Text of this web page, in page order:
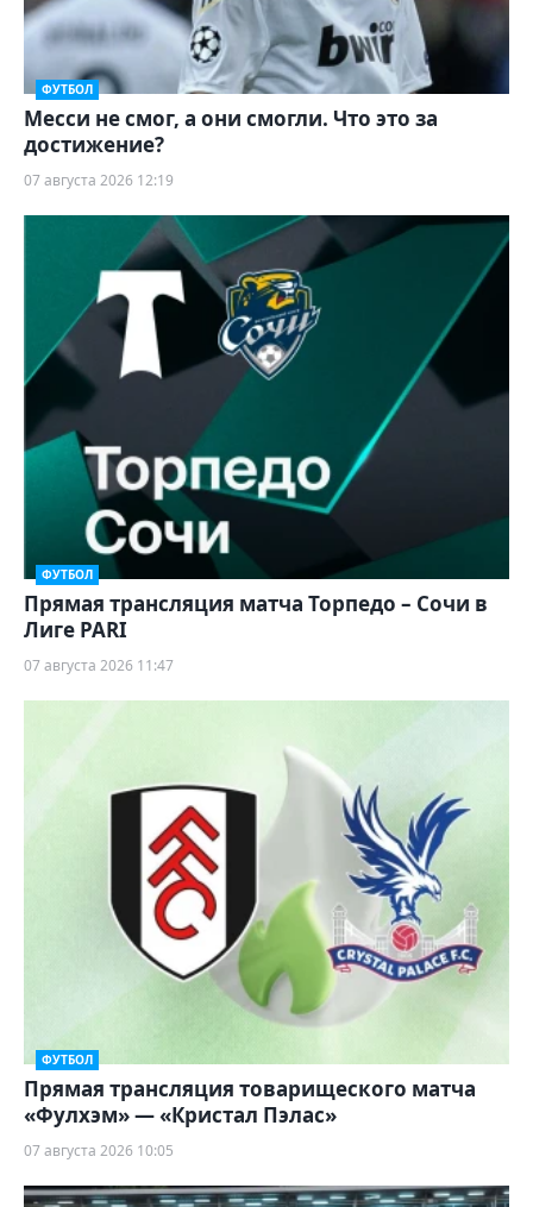
ФУТБОЛ
Месси не смог, а они смогли. Что это за
достижение?
07 августа 2026 12:19
ФУТБОЛ
Прямая трансляция матча Торпедо – Сочи в
Лиге PARI
07 августа 2026 11:47
ФУТБОЛ
Прямая трансляция товарищеского матча
«Фулхэм» — «Кристал Пэлас»
07 августа 2026 10:05